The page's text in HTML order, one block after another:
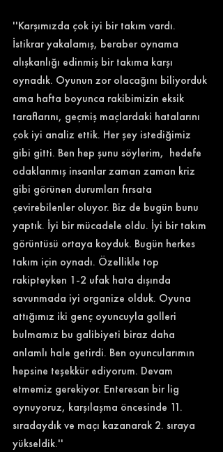
''Karşımızda çok iyi bir takım vardı.
İstikrar yakalamış, beraber oynama
alışkanlığı edinmiş bir takıma karşı
oynadık. Oyunun zor olacağını biliyorduk
ama hafta boyunca rakibimizin eksik
taraflarını, geçmiş maçlardaki hatalarını
çok iyi analiz ettik. Her şey istediğimiz
gibi gitti. Ben hep şunu söylerim,  hedefe
odaklanmış insanlar zaman zaman kriz
gibi görünen durumları fırsata
çevirebilenler oluyor. Biz de bugün bunu
yaptık. İyi bir mücadele oldu. İyi bir takım
görüntüsü ortaya koyduk. Bugün herkes
takım için oynadı. Özellikle top
rakipteyken 1-2 ufak hata dışında
savunmada iyi organize olduk. Oyuna
attığımız iki genç oyuncuyla golleri
bulmamız bu galibiyeti biraz daha
anlamlı hale getirdi. Ben oyuncularımın
hepsine teşekkür ediyorum. Devam
etmemiz gerekiyor. Enteresan bir lig
oynuyoruz, karşılaşma öncesinde 11.
sıradaydık ve maçı kazanarak 2. sıraya
yükseldik.''